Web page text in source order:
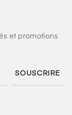
et promotions
SOUSCRIRE